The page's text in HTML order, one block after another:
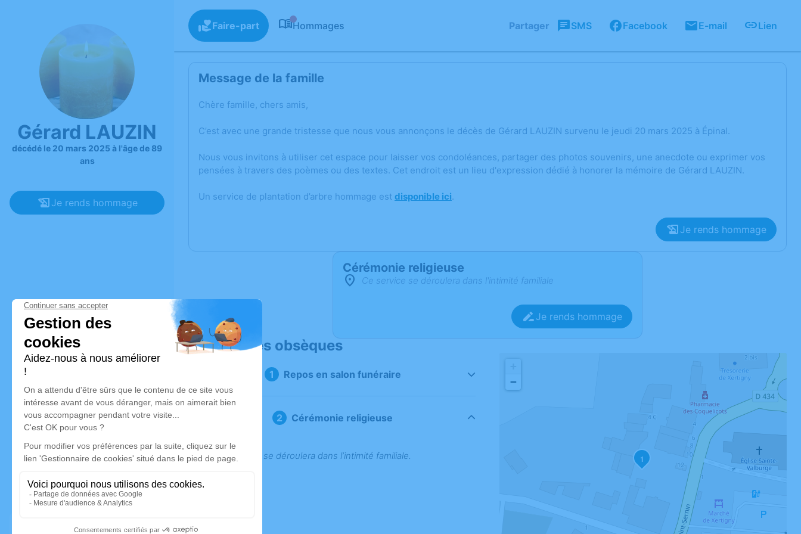
Gérard LAUZIN
décédé le 20 mars 2025 à l'âge de 89
ans
Je rends hommage
Faire-part Hommages Partager SMS Facebook E-mail Lien
Message de la famille
Chère famille, chers amis,
C’est avec une grande tristesse que nous vous annonçons le décès de Gérard LAUZIN survenu le jeudi 20 mars 2025 à Épinal.
Nous vous invitons à utiliser cet espace pour laisser vos condoléances, partager des photos souvenirs, une anecdote ou exprimer vos
pensées à travers des poèmes ou des textes. Cet endroit est un lieu d'expression dédié à honorer la mémoire de Gérard LAUZIN.
Un service de plantation d’arbre hommage est disponible ici.
Je rends hommage
Cérémonie religieuse
Ce service se déroulera dans l'intimité familiale
Je rends hommage
Déroulé des obsèques
Repos en salon funéraire
Cérémonie religieuse
Ce service se déroulera dans l’intimité familiale. 1
−